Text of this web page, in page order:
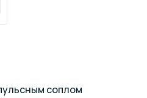
соплом